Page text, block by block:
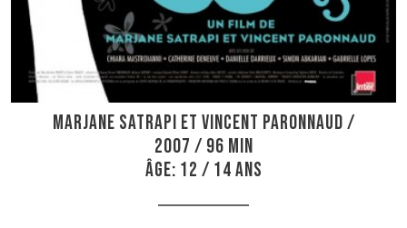
Marjane Satrapi et Vincent Paronnaud /
2007 / 96 min
Âge: 12 / 14 ans